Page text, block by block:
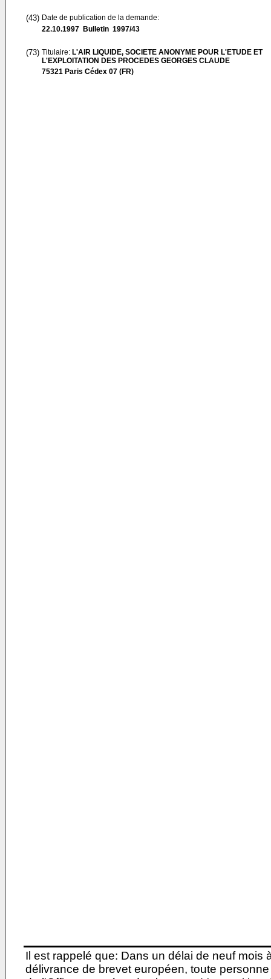
(43) Date de publication de la demande:
22.10.1997 Bulletin 1997/43
(73) Titulaire: L'AIR LIQUIDE, SOCIETE ANONYME POUR L'ETUDE ET
L'EXPLOITATION DES PROCEDES GEORGES CLAUDE
75321 Paris Cédex 07 (FR)
Il est rappelé que: Dans un délai de neuf
délivrance de brevet européen, toute